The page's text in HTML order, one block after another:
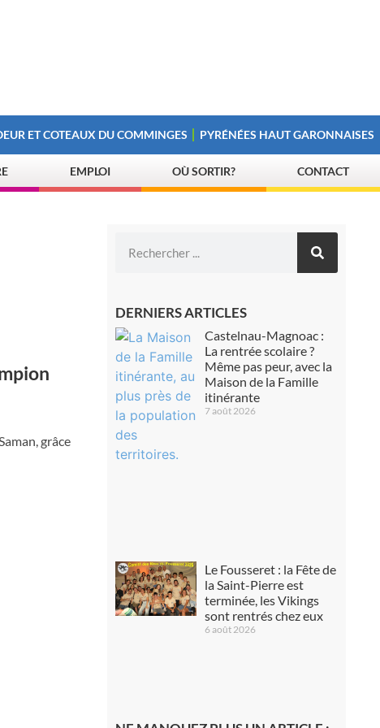
ET COTEAUX DU COMMINGES PYRÉNÉES HAUT GARONNAISES
EMPLOI OÙ SORTIR? CONTACT
grâce
DERNIERS ARTICLES
Castelnau-Magnoac :
La rentrée scolaire ?
Même pas peur, avec la
Maison de la Famille
itinérante
7 août 2026
Le Fousseret : la Fête de
la Saint-Pierre est
terminée, les Vikings
sont rentrés chez eux
6 août 2026